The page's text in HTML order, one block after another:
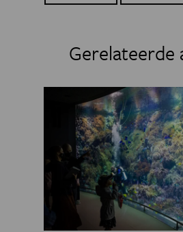
Gerelateerde